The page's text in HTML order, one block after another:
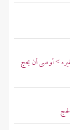
> أوصى أن يحج